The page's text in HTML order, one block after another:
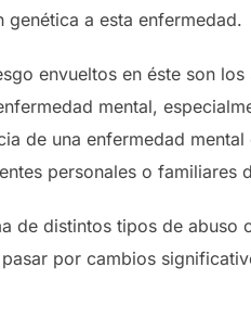
genética a esta enfermedad.
envueltos en éste son los
mental,
de una enfermedad
personales o familiares
de distintos tipos de abuso
por cambios